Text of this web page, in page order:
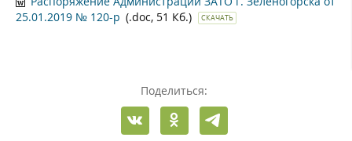
25.01.2019 № 120-р (.doc, 51 Кб.) СКАЧАТЬ
Поделиться: